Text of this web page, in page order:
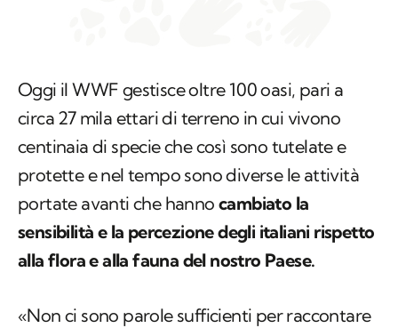
Oggi il WWF gestisce oltre 100 oasi, pari a
circa 27 mila ettari di terreno in cui vivono
centinaia di specie che così sono tutelate e
protette e nel tempo sono diverse le attività
portate avanti che hanno cambiato la
sensibilità e la percezione degli italiani rispetto
alla flora e alla fauna del nostro Paese.
«Non ci sono parole sufficienti per raccontare